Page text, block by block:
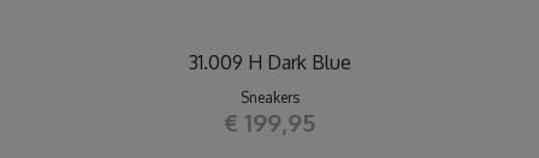
31.009 H Dark Blue
Sneakers
€ 199,95